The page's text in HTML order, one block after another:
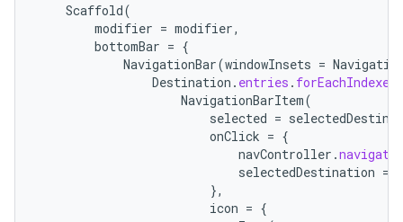
Scaffold(
modifier = modifier,
bottomBar = {
NavigationBar(windowInsets =
Destination . entries . forEachIndexed
NavigationBarItem(
selected =
onClick = {
navController .navigate
selectedDestination =
},
icon = {